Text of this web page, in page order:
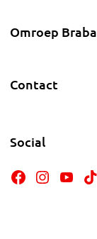
Omroep
Contact
Social